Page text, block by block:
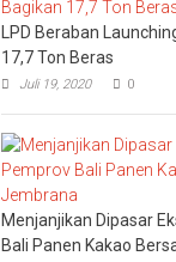
LPD Beraban
17,7 Ton Beras
Juli 19, 2020 0
Menjanjikan Dipasar
Bali Panen Kakao